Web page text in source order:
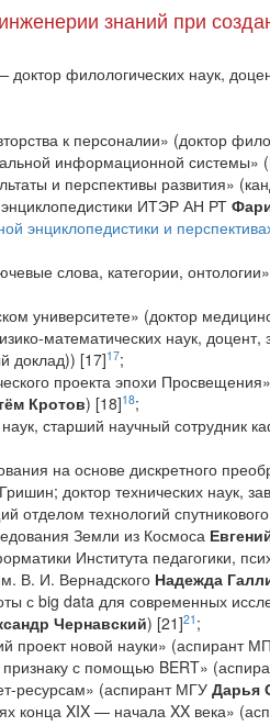
знаний при
доктор филологических наук,
к персоналии» (доктор
информационной системы»
и перспективы развития»
ИТЭР АН РТ
энциклопедистики и
слова, категории,
университете» (доктор
математических наук, доцент,
доклад)) [17]17;
проекта эпохи
Кротов) [18]18;
старший научный сотрудник
на основе дискретного
доктор технических наук,
технологий
Земли из Космоса
Института педагогики,
В. И. Вернадского Надежда
с big data для современных
Чернавский) [21]21 ;
проект новой науки» (аспирант
признаку с помощью BERT»
ресурсам» (аспирант МГУ Дарья
конца XIX — начала XX века»